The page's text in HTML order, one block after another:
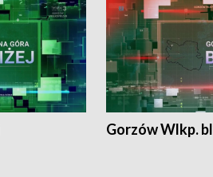
Gorzów Wlkp.